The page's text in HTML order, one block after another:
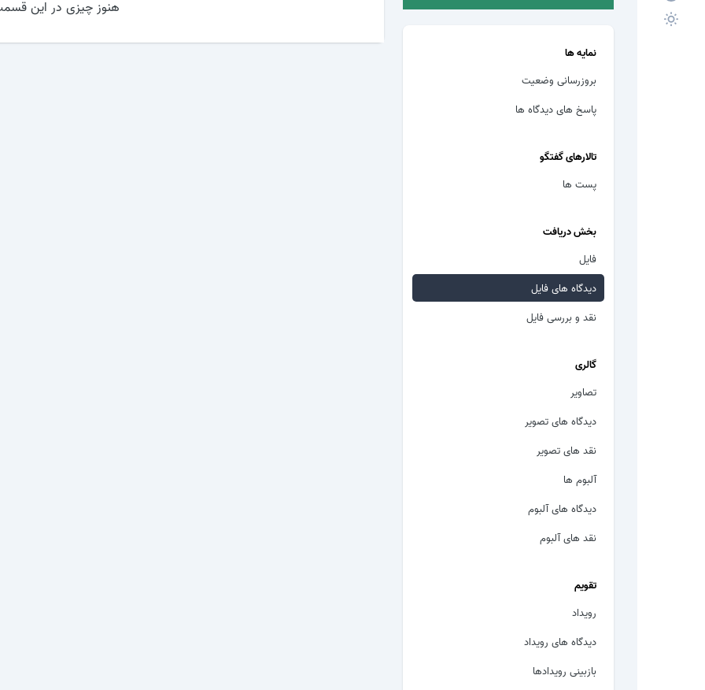
نمایه ها
بروزرسانی وضعیت
پاسخ های دیدگاه ها
تالارهای گفتگو
پست ها
بخش دریافت
فایل
دیدگاه های فایل
نقد و بررسی فایل
گالری
تصاویر
دیدگاه های تصویر
نقد های تصویر
آلبوم ها
دیدگاه های آلبوم
نقد های آلبوم
تقویم
رویداد
دیدگاه های رویداد
بازبینی رویدادها
هنوز چیزی در این